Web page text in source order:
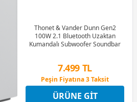
Thonet & Vander Dunn Gen2
100W 2.1 Bluetooth Uzaktan
Kumandalı Subwoofer Soundbar
7.499 TL
Peşin Fiyatına 3 Taksit
4 Ay x 2.083 TL taksitle
Peşin Fiyatına 3 Taksit
ÜRÜNE GIT